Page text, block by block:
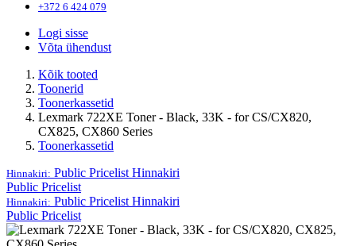
+372 6 424 079
Logi sisse
Võta ühendust
Kõik tooted
Toonerid
Toonerkassetid
Lexmark 722XE Toner - Black, 33K - for CS/CX820,
CX825, CX860 Series
Toonerkassetid
Hinnakiri: Public Pricelist Hinnakiri
Public Pricelist
Hinnakiri: Public Pricelist Hinnakiri
Public Pricelist